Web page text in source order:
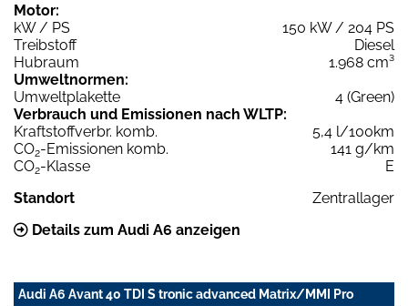
Motor:
kW / PS
150 kW / 204 PS
Treibstoff
Diesel
Hubraum
1.968 cm³
Umweltnormen:
Umweltplakette
4 (Green)
Verbrauch und Emissionen nach WLTP:
Kraftstoffverbr. komb.
5,4 l/100km
CO2-Emissionen komb.
141 g/km
CO2-Klasse
E
Standort
Zentrallager
Details zum Audi A6 anzeigen
Audi A6 Avant 40 TDI S tronic advanced Matrix/MMI Pro